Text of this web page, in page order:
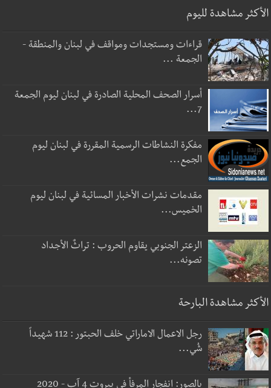
الأكثر مشاهدة لليوم
قراءات ومستجدات ومواقف في لبنان والمنطقة -
الجمعة ...
أسرار الصحف المحلية الصادرة في لبنان ليوم الجمعة
7...
مفكرة النشاطات الرسمية المقررة في لبنان ليوم
الجمع...
مقدمات نشرات الأخبار المسائية في لبنان ليوم
الخميس...
الزعتر الجنوبي يقاوم الحروب : تراثٌ الأجداد
تصونه...
الأكثر مشاهدة البارحة
رجل الاعمال الاماراتي خلف الحبتور : 112 شهيداً
شُي...